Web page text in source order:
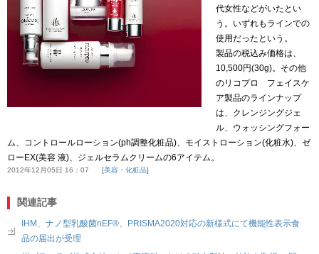
代女性などがいたとい
う。いずれもラインでの
使用だったという。
製品の税込み価格は、
10,500円(30g)。その他
のリコプロ フェイスケ
ア製品のラインナップ
は、クレンジングジェ
ル、ウォッシングフォー
ム、コントロールローション(ph調整化粧品)、モイストローション(化粧水)、ゼ
ローEX(美容 液)、ジェルセラムクリームの6アイテム。
2012年12月05日 16：07 美容・化粧品
関連記事
IHM、ナノ型乳酸菌nEF®、PRISMA2020対応の新様式にて機能性表示食
品の届出が受理